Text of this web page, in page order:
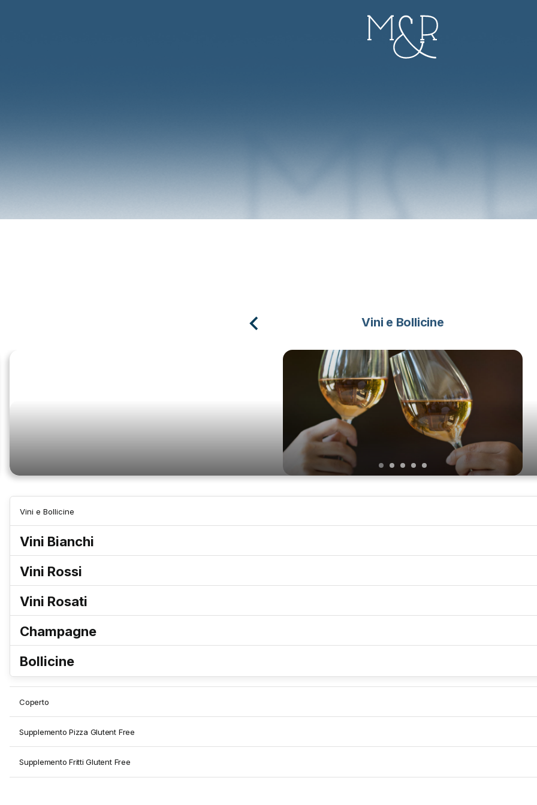
Vini e Bollicine
Vini e Bollicine
Vini Bianchi
Vini Rossi
Vini Rosati
Champagne
Bollicine
Coperto
Supplemento Pizza Glutent Free
Supplemento Fritti Glutent Free